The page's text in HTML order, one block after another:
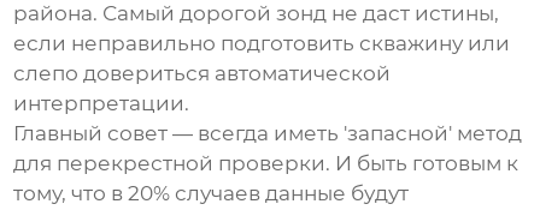
района. Самый дорогой зонд не даст истины,
если неправильно подготовить скважину или
слепо довериться автоматической
интерпретации.
Главный совет — всегда иметь 'запасной' метод
для перекрестной проверки. И быть готовым к
тому, что в 20% случаев данные будут